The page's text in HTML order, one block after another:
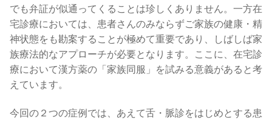
でも弁証が似通ってくることは珍しくありません。一方在
宅診療においては、患者さんのみならずご家族の健康・精
神状態をも勘案することが極めて重要であり、しばしば家
族療法的なアプローチが必要となります。ここに、在宅診
療において漢方薬の「家族同服」を試みる意義があると考
えています。
今回の２つの症例では、あえて舌・脈診をはじめとする患